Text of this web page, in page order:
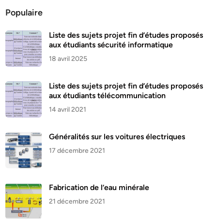
Populaire
Liste des sujets projet fin d’études proposés
aux étudiants sécurité informatique
18 avril 2025
Liste des sujets projet fin d’études proposés
aux étudiants télécommunication
14 avril 2021
Généralités sur les voitures électriques
17 décembre 2021
Fabrication de l’eau minérale
21 décembre 2021